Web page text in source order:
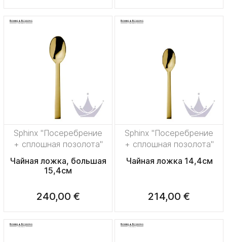
Sphinx "Посеребрение
+ сплошная позолота"
Чайная ложка, большая
15,4см
240,00 €
Sphinx "Посеребрение
+ сплошная позолота"
Чайная ложка 14,4см
214,00 €